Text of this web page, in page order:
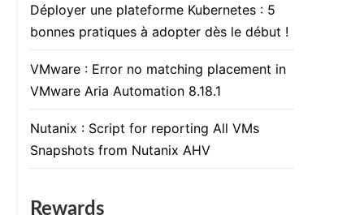
Déployer une plateforme Kubernetes : 5
bonnes pratiques à adopter dès le début !
VMware : Error no matching placement in
VMware Aria Automation 8.18.1
Nutanix : Script for reporting All VMs
Snapshots from Nutanix AHV
Rewards